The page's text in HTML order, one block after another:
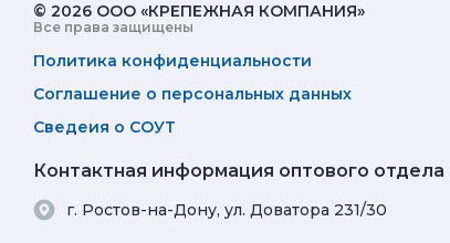
© 2026 ООО «КРЕПЕЖНАЯ КОМПАНИЯ»
Все права защищены
Политика конфиденциальности
Соглашение о персональных данных
Сведеия о СОУТ
Контактная информация оптового отдела
г. Ростов-на-Дону, ул. Доватора 231/30